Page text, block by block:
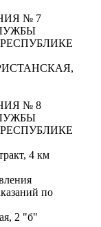
№ 7
ПРИСТАНСКАЯ,
№ 8
4 км
по
2 "б"